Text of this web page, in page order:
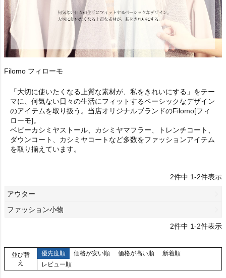
Filomo フィローモ
「大切に使いたくなる上質な素材が、私をきれいにする」をテー
マに、何気ない日々の生活にフィットするベーシックなデザイン
のアイテムを取り扱う。当店オリジナルブランドのFilomo[フィ
ローモ]。
ベビーカシミヤストール、カシミヤマフラー、トレンチコート、
ダウンコート、カシミヤコートなど多数をファッションアイテム
を取り揃えています。
2件中 1-2件表示
アウター
ファッション小物
2件中 1-2件表示
並び替
え
優先度順 価格が安い順 価格が高い順
新着順
レビュー順